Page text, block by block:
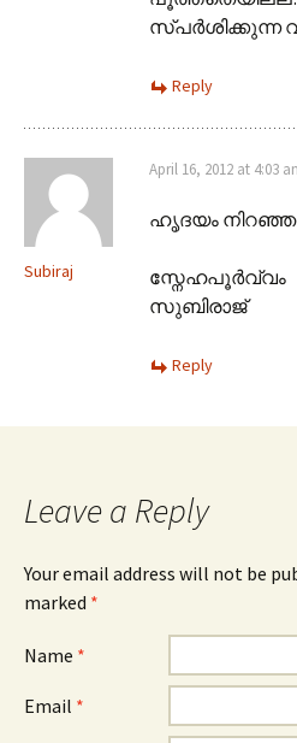
സ്പർശിക്കുന്ന
Reply
Subiraj
April 16, 2012 at 4:03
ഹൃദയം
സ്നേഹപൂർവ്വം
സുബിരാജ്
Reply
Leave a Reply
Your email address will not be
marked *
Name *
Email *